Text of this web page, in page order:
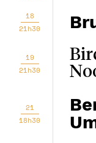
18
21h30
19
21h30
21
18h30